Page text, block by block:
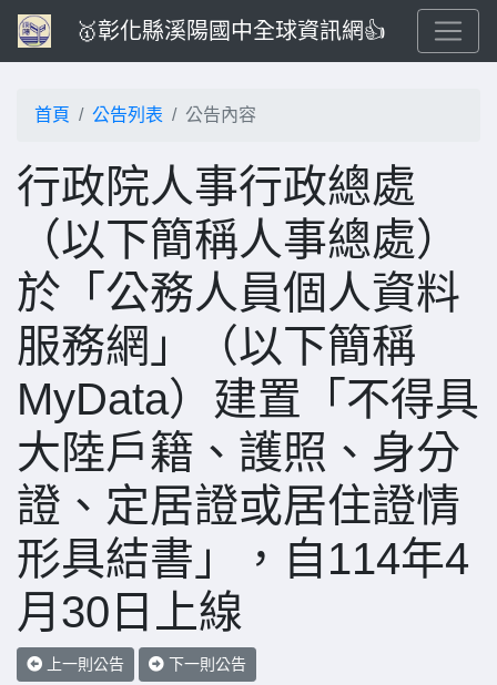
🥇彰化縣溪陽國中全球資訊網👍
首頁 公告列表 公告內容
行政院人事行政總處
（以下簡稱人事總處）
於「公務人員個人資料
服務網」（以下簡稱
MyData）建置「不得具
大陸戶籍、護照、身分
證、定居證或居住證情
形具結書」，自114年4
月30日上線
上一則公告 下一則公告